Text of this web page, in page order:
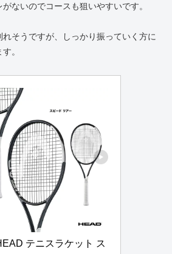
ないのでコースも狙いやすいです。
そうですが、しっかり振っていく方に
。
テニスラケット ス